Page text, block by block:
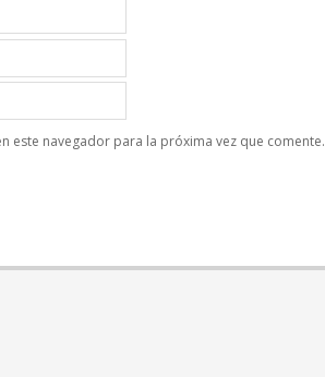
este navegador para la próxima vez que comente.